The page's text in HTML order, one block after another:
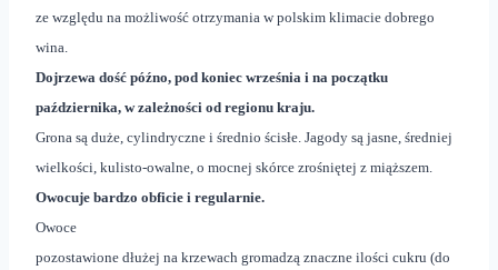
ze względu na możliwość otrzymania w polskim klimacie dobrego
wina.
Dojrzewa dość późno, pod koniec września i na początku
października, w zależności od regionu kraju.
Grona są duże, cylindryczne i średnio ścisłe. Jagody są jasne, średniej
wielkości, kulisto-owalne, o mocnej skórce zrośniętej z miąższem.
Owocuje bardzo obficie i regularnie.
Owoce
pozostawione dłużej na krzewach gromadzą znaczne ilości cukru (do